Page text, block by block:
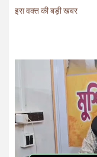
इस वक्त की बड़ी खबर